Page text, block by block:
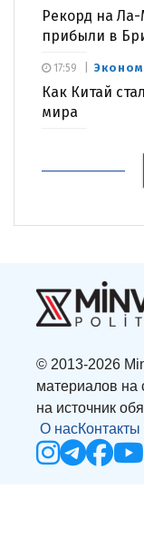
Рекорд на
прибыли в
Как Китай
мира
17:59
© 2013-2026
материалов на
на источник
О насКонтакты